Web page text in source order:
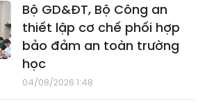
Bộ GD&ĐT, Bộ Công an
thiết lập cơ chế phối hợp
bảo đảm an toàn trường
học
04/08/2026 1:48